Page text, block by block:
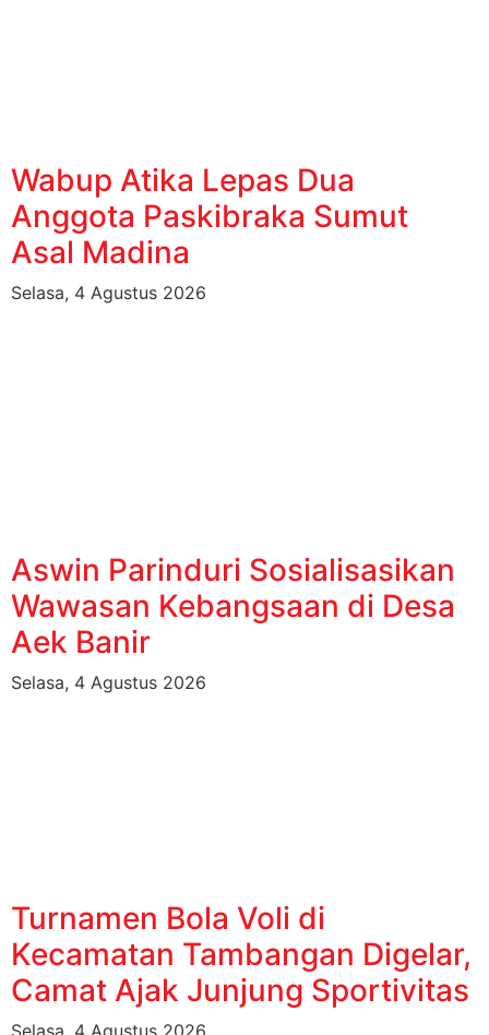
Wabup Atika Lepas Dua
Anggota Paskibraka Sumut
Asal Madina
Selasa, 4 Agustus 2026
Aswin Parinduri Sosialisasikan
Wawasan Kebangsaan di Desa
Aek Banir
Selasa, 4 Agustus 2026
Turnamen Bola Voli di
Kecamatan Tambangan Digelar,
Camat Ajak Junjung Sportivitas
Selasa, 4 Agustus 2026